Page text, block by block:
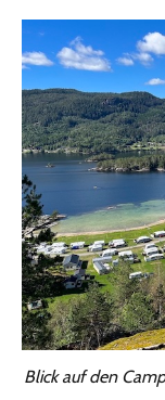
Blick auf den